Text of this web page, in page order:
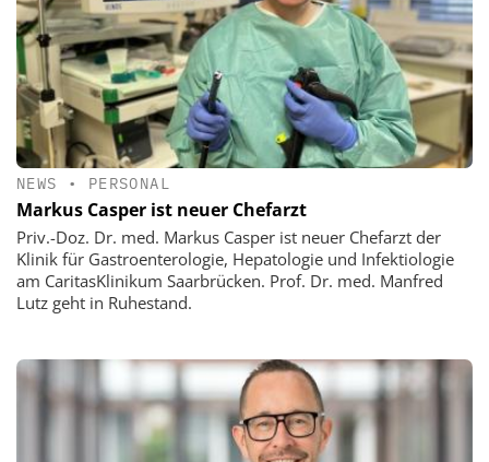
NEWS • PERSONAL
Markus Casper ist neuer Chefarzt
Priv.-Doz. Dr. med. Markus Casper ist neuer Chefarzt der
Klinik für Gastroenterologie, Hepatologie und Infektiologie
am CaritasKlinikum Saarbrücken. Prof. Dr. med. Manfred
Lutz geht in Ruhestand.